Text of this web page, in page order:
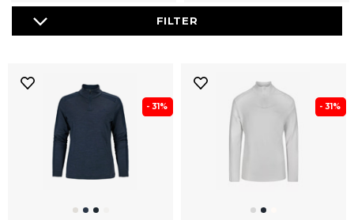
- 31% - 31%